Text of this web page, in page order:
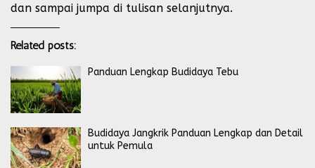
dan sampai jumpa di tulisan selanjutnya.
Related posts:
Panduan Lengkap Budidaya Tebu
Budidaya Jangkrik Panduan Lengkap dan Detail
untuk Pemula